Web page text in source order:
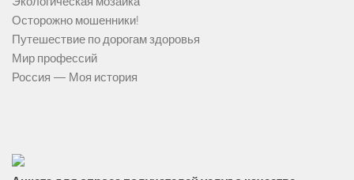
Осторожно мошенники!
Путешествие по дорогам здоровья
Мир профессий
Россия — Моя история